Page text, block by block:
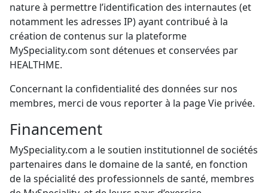
nature à permettre l’identification des internautes (et
notamment les adresses IP) ayant contribué à la
création de contenus sur la plateforme
MySpeciality.com sont détenues et conservées par
HEALTHME.
Concernant la confidentialité des données sur nos
membres, merci de vous reporter à la page Vie privée.
Financement
MySpeciality.com a le soutien institutionnel de sociétés
partenaires dans le domaine de la santé, en fonction
de la spécialité des professionnels de santé, membres